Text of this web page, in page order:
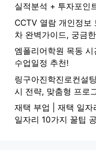
실적분석 + 투자포인
CCTV 열람 개인정보
차 완벽가이드, 궁금
엠폴리어학원 목동
수업일정 추천!
링구아진학진로컨설
시 전략, 맞춤형 프로
재택 부업 | 재택 일
일자리 10가지 꿀팁